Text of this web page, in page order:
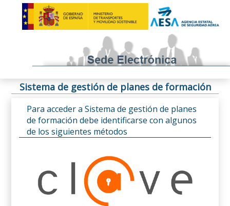
Sistema de gestión de planes de formación
Para acceder a Sistema de gestión de planes
de formación debe identificarse con algunos
de los siguientes métodos